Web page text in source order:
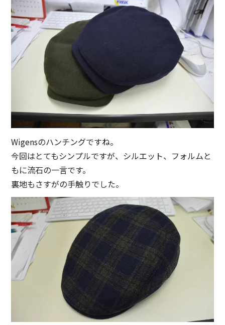
Wigensのハンチングですね。
今回はとてもシンプルですが、シルエット、フォルムと
もに流石の一言です。
裏地もさすがの手触りでした。